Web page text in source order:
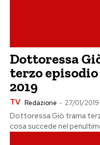
Dottoressa
terzo
2019
TV Redazione - 27/01/2019
Dottoressa Giò trama
cosa succede nel